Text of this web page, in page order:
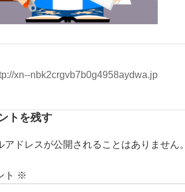
xn--nbk2crgvb7b0g4958aydwa.jp
トを残す
アドレスが公開されることはありません。
ト ※